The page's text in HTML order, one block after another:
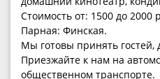
Стоимость от: 1500 до 2000
Парная: Финская.
Мы готовы принять гостей,
Приезжайте к нам на
общественном транспорте.